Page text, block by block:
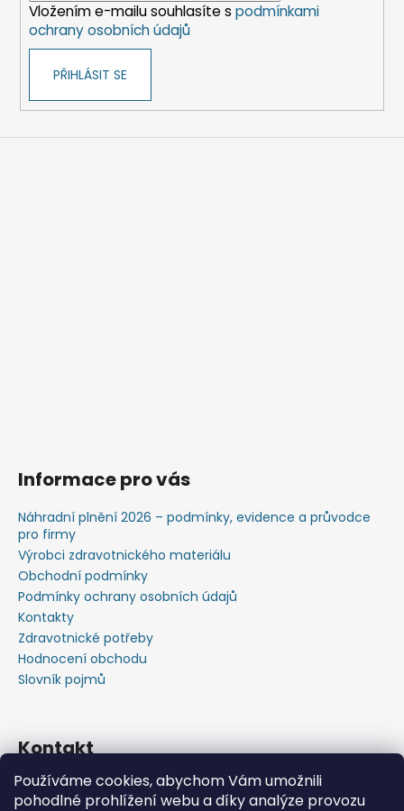
Používáme cookies, abychom Vám umožnili
pohodlné prohlížení webu a díky analýze provozu
Vložením e-mailu souhlasíte s podmínkami
ochrany osobních údajů
PŘIHLÁSIT SE
Informace pro vás
Náhradní plnění 2026 – podmínky, evidence a průvodce
pro firmy
Výrobci zdravotnického materiálu
Obchodní podmínky
Podmínky ochrany osobních údajů
Kontakty
Zdravotnické potřeby
Hodnocení obchodu
Slovník pojmů
Kontakt
+420603583759 ,+420734720049
https://www.facebook.com/profile.php?id=615793934